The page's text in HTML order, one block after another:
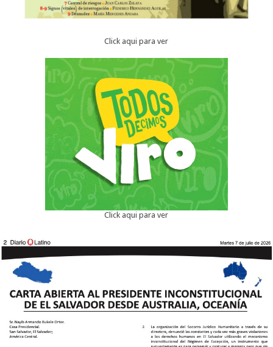
Click aqui para ver
Click aqui para ver